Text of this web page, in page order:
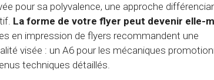
pour sa polyvalence, une approche
La forme de votre flyer peut devenir elle-
en impression de flyers recommandent une
visée : un A6 pour les mécaniques
techniques détaillés.